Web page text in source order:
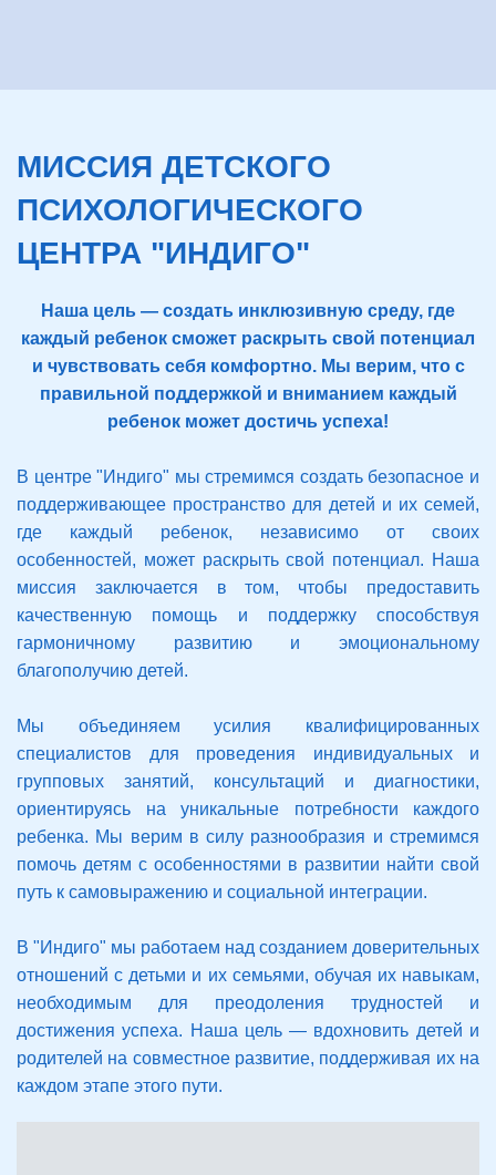
МИССИЯ ДЕТСКОГО
ПСИХОЛОГИЧЕСКОГО
ЦЕНТРА "ИНДИГО"
Наша цель — создать инклюзивную среду, где
каждый ребенок сможет раскрыть свой потенциал
и чувствовать себя комфортно. Мы верим, что с
правильной поддержкой и вниманием каждый
ребенок может достичь успеха!
В центре "Индиго" мы стремимся создать безопасное и
поддерживающее пространство для детей и их семей,
где каждый ребенок, независимо от своих
особенностей, может раскрыть свой потенциал. Наша
миссия заключается в том, чтобы предоставить
качественную помощь и поддержку способствуя
гармоничному развитию и эмоциональному
благополучию детей.
Мы объединяем усилия квалифицированных
специалистов для проведения индивидуальных и
групповых занятий, консультаций и диагностики,
ориентируясь на уникальные потребности каждого
ребенка. Мы верим в силу разнообразия и стремимся
помочь детям с особенностями в развитии найти свой
путь к самовыражению и социальной интеграции.
В "Индиго" мы работаем над созданием доверительных
отношений с детьми и их семьями, обучая их навыкам,
необходимым для преодоления трудностей и
достижения успеха. Наша цель — вдохновить детей и
родителей на совместное развитие, поддерживая их на
каждом этапе этого пути.